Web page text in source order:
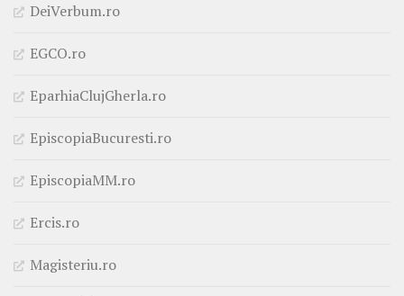
DeiVerbum.ro
EGCO.ro
EparhiaClujGherla.ro
EpiscopiaBucuresti.ro
EpiscopiaMM.ro
Ercis.ro
Magisteriu.ro